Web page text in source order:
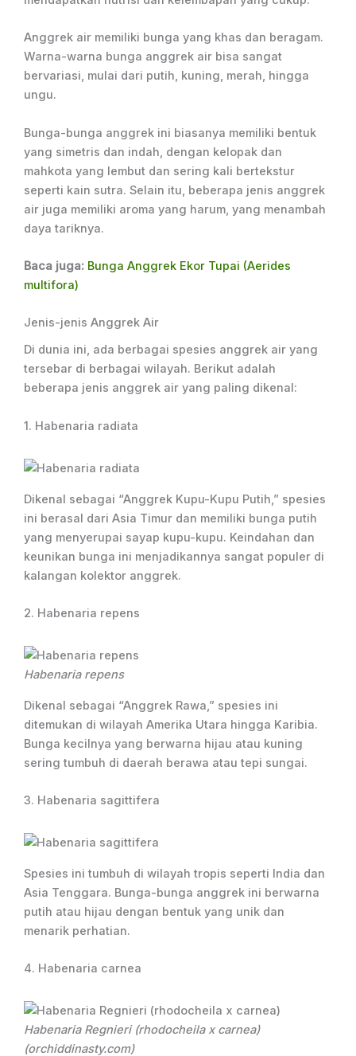
Anggrek air memiliki bunga yang khas dan beragam.
Warna-warna bunga anggrek air bisa sangat
bervariasi, mulai dari putih, kuning, merah, hingga
ungu.
Bunga-bunga anggrek ini biasanya memiliki bentuk
yang simetris dan indah, dengan kelopak dan
mahkota yang lembut dan sering kali bertekstur
seperti kain sutra. Selain itu, beberapa jenis anggrek
air juga memiliki aroma yang harum, yang menambah
daya tariknya.
Baca juga: Bunga Anggrek Ekor Tupai (Aerides
multifora)
Jenis-jenis Anggrek Air
Di dunia ini, ada berbagai spesies anggrek air yang
tersebar di berbagai wilayah. Berikut adalah
beberapa jenis anggrek air yang paling dikenal:
1. Habenaria radiata
Dikenal sebagai “Anggrek Kupu-Kupu Putih,” spesies
ini berasal dari Asia Timur dan memiliki bunga putih
yang menyerupai sayap kupu-kupu. Keindahan dan
keunikan bunga ini menjadikannya sangat populer di
kalangan kolektor anggrek.
2. Habenaria repens
Habenaria repens
Dikenal sebagai “Anggrek Rawa,” spesies ini
ditemukan di wilayah Amerika Utara hingga Karibia.
Bunga kecilnya yang berwarna hijau atau kuning
sering tumbuh di daerah berawa atau tepi sungai.
3. Habenaria sagittifera
Spesies ini tumbuh di wilayah tropis seperti India dan
Asia Tenggara. Bunga-bunga anggrek ini berwarna
putih atau hijau dengan bentuk yang unik dan
menarik perhatian.
4. Habenaria carnea
Habenaria Regnieri (rhodocheila x carnea)
(orchiddinasty.com)